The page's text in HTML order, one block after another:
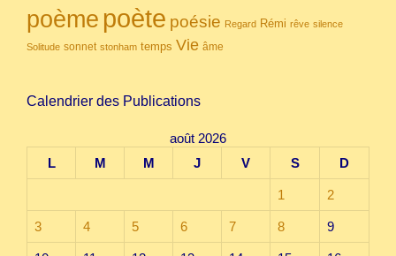
poème poète poésie Regard Rémi rêve silence
Solitude sonnet stonham temps Vie âme
Calendrier des Publications
août 2026
L
M M J V S D
1 2
3 4 5 6 7 8 9